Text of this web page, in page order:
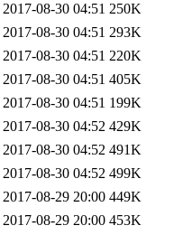
2017-08-30 04:51 250K
2017-08-30 04:51 293K
2017-08-30 04:51 220K
2017-08-30 04:51 405K
2017-08-30 04:51 199K
2017-08-30 04:52 429K
2017-08-30 04:52 491K
2017-08-30 04:52 499K
2017-08-29 20:00 449K
2017-08-29 20:00 453K